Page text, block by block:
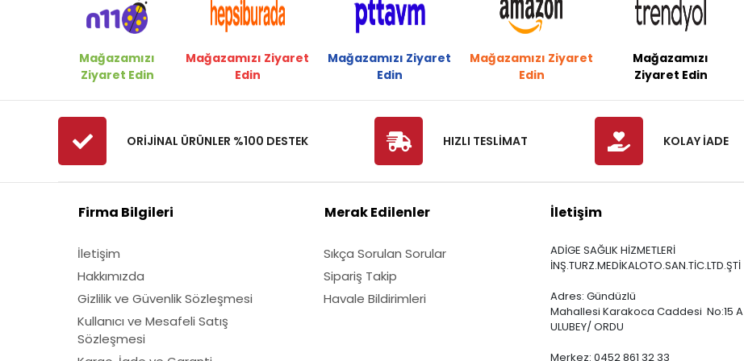
Mağazamızı
Ziyaret Edin
Mağazamızı Ziyaret
Edin
Mağazamızı Ziyaret
Edin
Mağazamızı Ziyaret
Edin
Mağazamızı
Ziyaret Edin
ORİJİNAL ÜRÜNLER %100 DESTEK HIZLI TESLİMAT KOLAY İADE
Firma Bilgileri
İletişim
Hakkımızda
Gizlilik ve Güvenlik Sözleşmesi
Kullanıcı ve Mesafeli Satış
Sözleşmesi
Merak Edilenler
Sıkça Sorulan Sorular
Sipariş Takip
Havale Bildirimleri
İletişim
ADİGE SAĞLIK HİZMETLERİ
İNŞ.TURZ.MEDİKALOTO.SAN.TİC.LTD.ŞTİ
Adres: Gündüzlü
Mahallesi Karakoca Caddesi No:15 A
ULUBEY/ ORDU
Merkez: 0452 861 32 33